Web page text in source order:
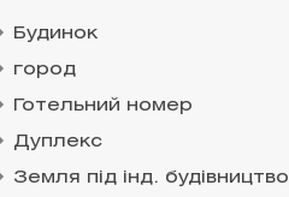
Будинок
город
Готельний номер
Дуплекс
Земля під інд. будівництво